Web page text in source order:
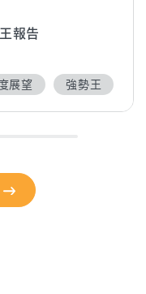
報告
展望 強勢王